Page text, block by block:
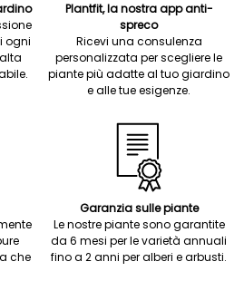
ogni
Plantfit, la nostra app anti-
spreco
Ricevi una consulenza
personalizzata per scegliere le
piante più adatte al tuo giardino
e alle tue esigenze.
che
Garanzia sulle piante
Le nostre piante sono garantite
da 6 mesi per le varietà annuali
fino a 2 anni per alberi e arbusti.